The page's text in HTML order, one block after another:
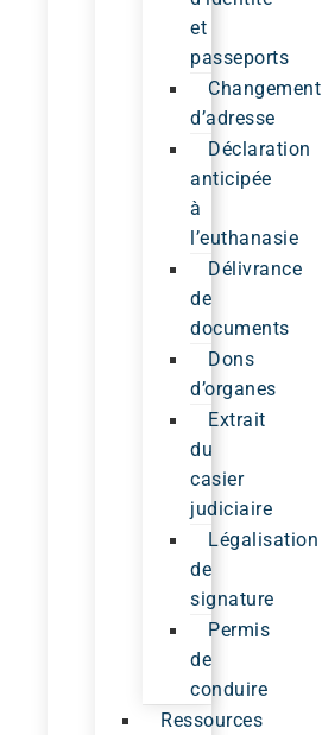
et
passeports
Changement
d’adresse
Déclaration
anticipée
à
l’euthanasie
Délivrance
de
documents
Dons
d’organes
Extrait
du
casier
judiciaire
Légalisation
de
signature
Permis
de
conduire
Ressources